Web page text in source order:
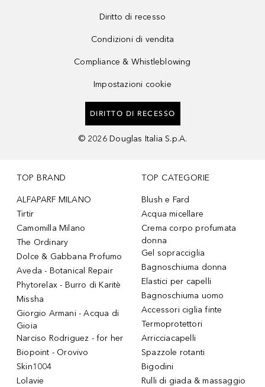
Diritto di recesso
Condizioni di vendita
Compliance & Whistleblowing
Impostazioni cookie
DIRITTO DI RECESSO
© 2026 Douglas Italia S.p.A.
TOP BRAND
ALFAPARF MILANO
Tirtir
Camomilla Milano
The Ordinary
Dolce & Gabbana Profumo
Aveda - Botanical Repair
Phytorelax - Burro di Karitè
Missha
Giorgio Armani - Acqua di
Gioia
Narciso Rodriguez - for her
Biopoint - Orovivo
Skin1004
Lolavie
TOP CATEGORIE
Blush e Fard
Acqua micellare
Crema corpo profumata
donna
Gel sopracciglia
Bagnoschiuma donna
Elastici per capelli
Bagnoschiuma uomo
Accessori ciglia finte
Termoprotettori
Arricciacapelli
Spazzole rotanti
Bigodini
Rulli di giada & massaggio